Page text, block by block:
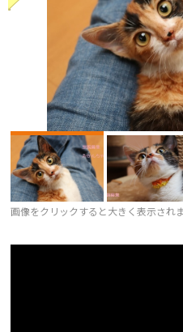
画像をクリックすると大きく表示され